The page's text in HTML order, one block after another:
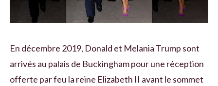
En décembre 2019, Donald et Melania Trump sont
arrivés au palais de Buckingham pour une réception
offerte par feu la reine Elizabeth II avant le sommet